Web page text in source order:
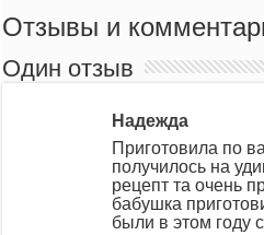
Отзывы и
Один отзыв
Надежда
Приготовила по
получилось на
рецепт та очень
бабушка
были в этом году